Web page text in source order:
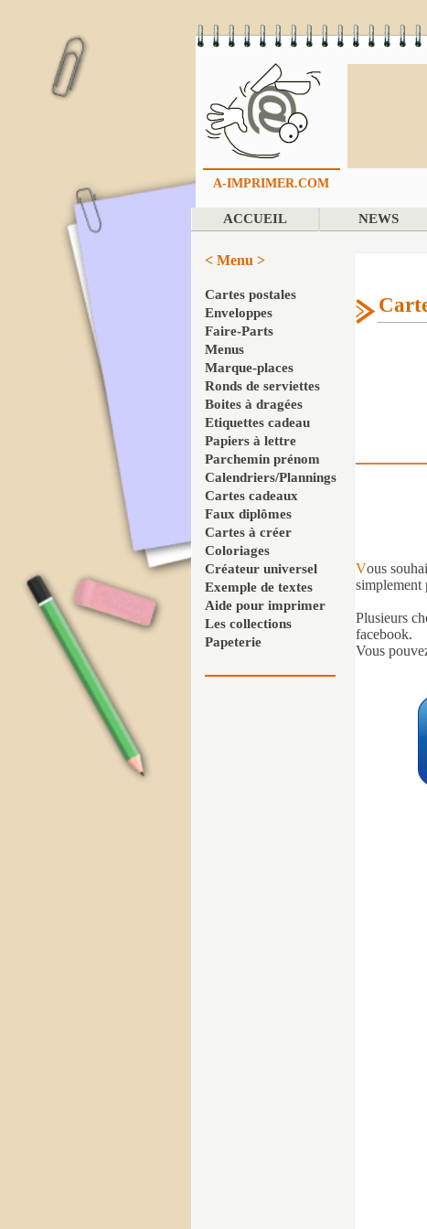
A-IMPRIMER.COM
ACCUEIL NEWS
< Menu >
Cartes postales
Enveloppes
Faire-Parts
Menus
Marque-places
Ronds de serviettes
Boites à dragées
Etiquettes cadeau
Papiers à lettre
Parchemin prénom
Calendriers/Plannings
Cartes cadeaux
Faux diplômes
Cartes à créer
Coloriages
Créateur universel
Exemple de textes
Aide pour imprimer
Les collections
Papeterie
Vous
simplement
Plusieurs
facebook.
Vous